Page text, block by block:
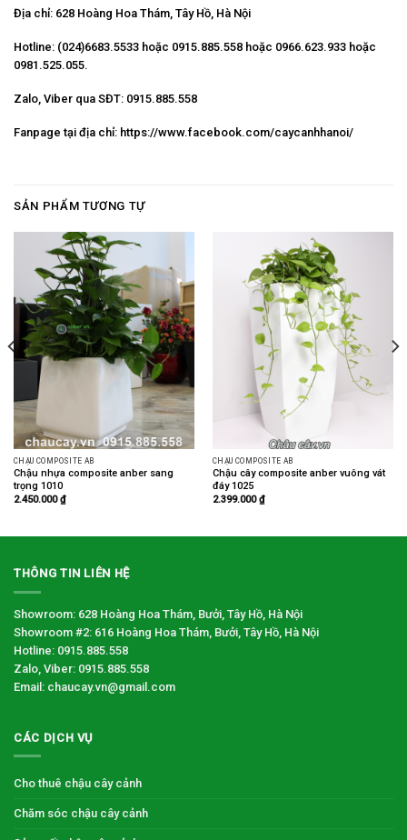
Địa chỉ: 628 Hoàng Hoa Thám, Tây Hồ, Hà Nội
Hotline: (024)6683.5533 hoặc 0915.885.558 hoặc 0966.623.933 hoặc
0981.525.055.
Zalo, Viber qua SĐT: 0915.885.558
Fanpage tại địa chỉ: https://www.facebook.com/caycanhhanoi/
SẢN PHẨM TƯƠNG TỰ
CHẬU COMPOSITE AB
Chậu nhựa composite anber sang
trọng 1010
2.450.000₫
CHẬU COMPOSITE AB
Chậu cây composite anber vuông vát
đáy 1025
2.399.000₫
THÔNG TIN LIÊN HỆ
Showroom: 628 Hoàng Hoa Thám, Bưởi, Tây Hồ, Hà Nội
Showroom #2: 616 Hoàng Hoa Thám, Bưởi, Tây Hồ, Hà Nội
Hotline: 0915.885.558
Zalo, Viber: 0915.885.558
Email: chaucay.vn@gmail.com
CÁC DỊCH VỤ
Cho thuê chậu cây cảnh
Chăm sóc chậu cây cảnh